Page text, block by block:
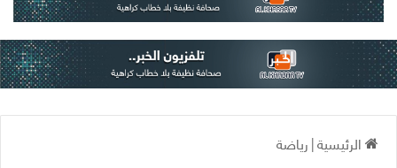
الرئيسية|رياضة